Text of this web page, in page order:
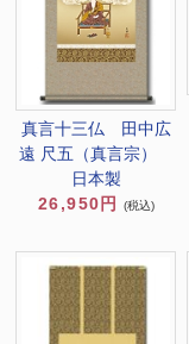
真言十三仏 田中広
遠 尺五（真言宗）
日本製
26,950円
(税込)